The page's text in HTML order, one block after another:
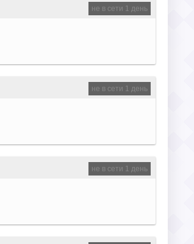
не в сети 1 день
не в сети 1 день
не в сети 1 день